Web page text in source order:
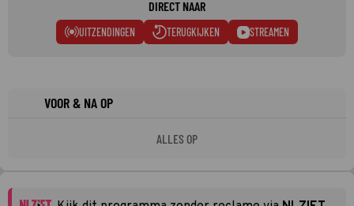
DIRECT NAAR
UITZENDINGEN TERUGKIJKEN STREAMEN
VOOR & NA OP
ALLES OP